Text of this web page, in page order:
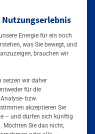
Energie für ein noch
was Sie bewegt, und
brauchen wir
setzen wir daher
für die
bzw.
akzeptieren Sie
– und dürfen sich künftig
Möchten Sie das nicht,